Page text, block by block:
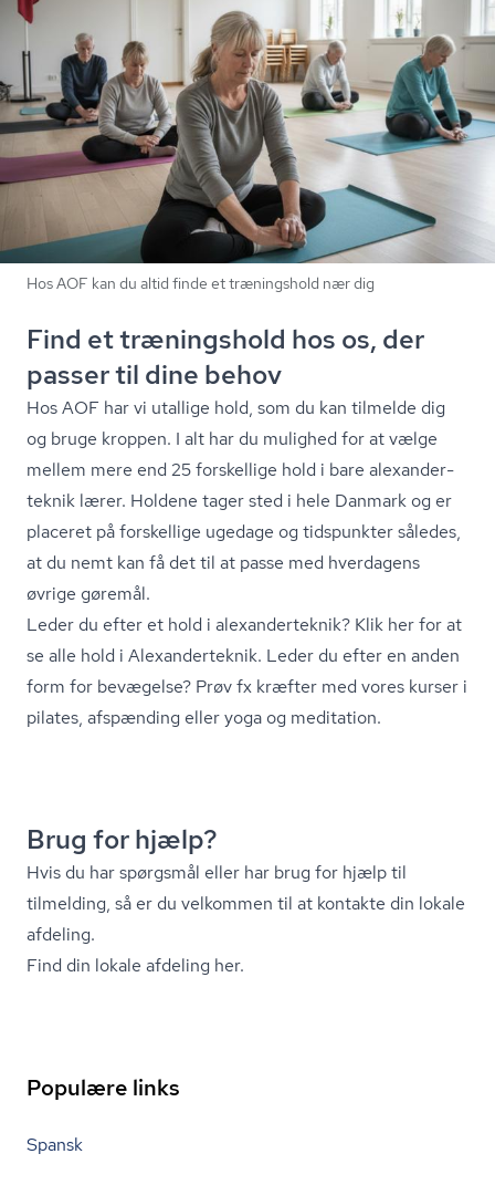
Hos AOF kan du altid finde et træningshold nær dig
Find et træningshold hos os, der
passer til dine behov
Hos AOF har vi utallige hold, som du kan tilmelde dig
og bruge kroppen. I alt har du mulighed for at vælge
mellem mere end 25 forskellige hold i bare ale­xan­der­
tek­nik lærer. Holdene tager sted i hele Danmark og er
placeret på forskellige ugedage og tidspunkter således,
at du nemt kan få det til at passe med hverdagens
øvrige gøremål.
Leder du efter et hold i ale­xan­der­tek­nik? Klik her for at
se alle hold i Ale­xan­der­tek­nik. Leder du efter en anden
form for bevægelse? Prøv fx kræfter med vores kurser i
pilates, afspænding elleryoga og meditation.
Brug for hjælp?
Hvis du har spørgsmål eller har brug for hjælp til
tilmelding, så er du velkommen til at kontakte din lokale
afdeling.
Find din lokale afdeling her.
Populære links
Spansk